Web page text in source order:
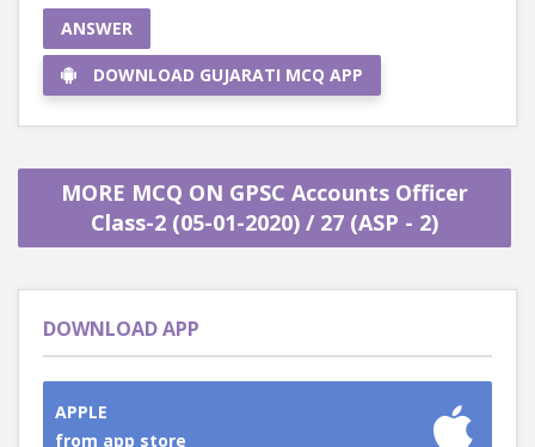
ANSWER
DOWNLOAD GUJARATI MCQ APP
MORE MCQ ON GPSC Accounts Officer
Class-2 (05-01-2020) / 27 (ASP - 2)
DOWNLOAD APP
APPLE
from app store